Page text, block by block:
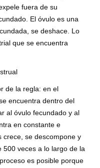
fuera de su
El óvulo es una
se deshace. Lo
que se encuentra
de la regla: en el
encuentra dentro del
al óvulo fecundado y al
en constante e
crece, se descompone y
500 veces a lo largo de la
es posible porque